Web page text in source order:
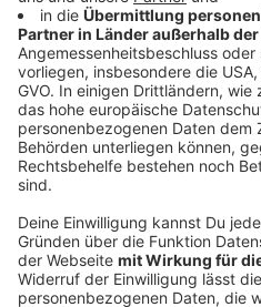
Aufklärungsquote liegt bei
Prozent. In den meisten
Ausland, hier sinkt die
Die Chancen, Täter zu
Polizei rät deshalb: Bei
zweimal prüfen, ob man
Wichtig ist auch,
setzen.
Autoren: Joachim